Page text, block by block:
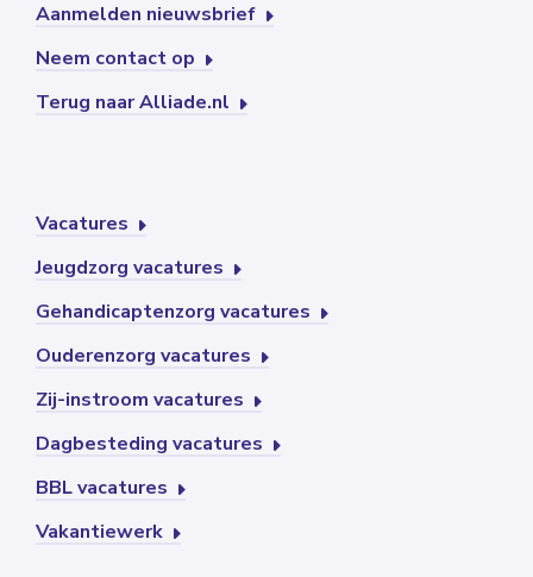
Aanmelden nieuwsbrief
Neem contact op
Terug naar Alliade.nl
Vacatures
Jeugdzorg vacatures
Gehandicaptenzorg vacatures
Ouderenzorg vacatures
Zij-instroom vacatures
Dagbesteding vacatures
BBL vacatures
Vakantiewerk